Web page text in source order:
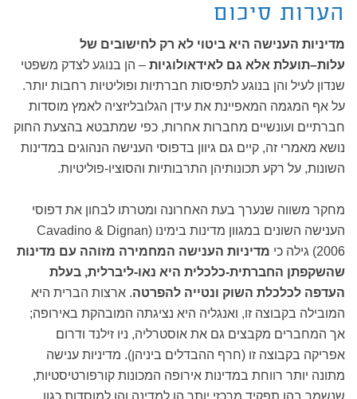
הערות סיכום
מדיניות הענישה היא ביטוי לא רק לחישובים של
עלות–תועלת אלא גם לאידאולוגיות – הן בנוגע לצדק משפטי
שנדון לעיל והן בנוגע לתפיסות חברתיות ופוליטיות רחבות יותר.
על אף המגמה המאפיינת את עידן הגלובליזציה לאמץ מוסדות
חברתיים ועונשיים מחברות אחרות, כפי שמתבטא בהצעת החוק
נושא מאמרי זה, קיים גם גיוון בדפוסי הענישה הנהוגים במדינות
השונות, על רקע תכונותיהן התרבותיות והסוציו-פוליטיות.
מחקר משווה שנערך בעת האחרונה ומטרתו לבחון את דפוסי
הענישה השונים במגוון מדינות בימינו (Cavadino & Dignan
2006) גילה כי
מדיניות הענישה המחמירה מזוהה עם מדינות
שהשקפתן החברתית-כלכלית היא נאו-ליברלית, בעלת
העדפה לכלכלת השוק ונטייה להפרטה. ארצות הברית היא
המובילה בקבוצה זו, ואנגליה היא נציגתה המובהקת באירופה;
אך המחברים מקבצים גם את אוסטרליה, ניו זילנד ודרום
אפריקה בקבוצה זו (חרף ההבדלים ביניהן). מדיניות ענישה
מתונה יותר רווחת במדינות אירופה המכונות קורפורטיסטיות,
שנשמר בהן תפקיד מרכזי יותר הן למדינה והן למוסדות כגון